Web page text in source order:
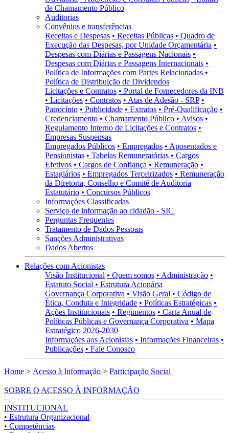
de Chamamento Público
Auditorias
Convênios e transferências
Receitas e Despesas • Receitas Públicas • Quadro de
Execução das Despesas, por Unidade Orçamentária •
Despesas com Diárias e Passagens Nacionais •
Despesas com Diárias e Passagens Internacionais •
Política de Informações com Partes Relacionadas •
Política de Distribuição de Dividendos
Licitações e Contratos • Portal de Fornecedores da INB
• Licitações • Contratos • Atas de Adesão - SRP •
Patrocínio • Publicidade • Extratos • Pré-Qualificação •
Credenciamento • Chamamento Público • Avisos •
Regulamento Interno de Licitações e Contratos •
Empresas Suspensas
Empregados Públicos • Empregados • Aposentados e
Pensionistas • Tabelas Remuneratórias • Cargos
Efetivos • Cargos de Confiança • Remuneração •
Estagiários • Empregados Terceirizados • Remuneração
da Diretoria, Conselho e Comitê de Auditoria
Estatutário • Concursos Públicos
Informações Classificadas
Serviço de informação ao cidadão - SIC
Perguntas Frequentes
Tratamento de Dados Pessoais
Sanções Administrativas
Dados Abertos
Relações com Acionistas
Visão Institucional • Quem somos • Administração •
Estatuto Social • Estrutura Acionária
Governança Corporativa • Visão Geral • Código de
Ética, Conduta e Integridade • Políticas Estratégicas •
Ações Institucionais • Regimentos • Carta Anual de
Políticas Públicas e Governança Corporativa • Mapa
Estratégico 2026-2030
Informações aos Acionistas • Informações Financeiras •
Publicações • Fale Conosco
Home > Acesso à Informação > Participação Social
SOBRE O ACESSO À INFORMAÇÃO
INSTITUCIONAL
• Estrutura Organizacional
• Competências